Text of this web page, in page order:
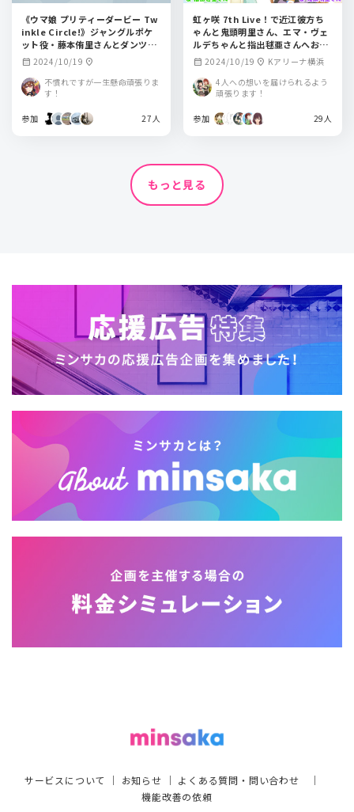
《ウマ娘 プリティーダービー Tw
inkle Circle!》ジャングルポケ
ット役・藤本侑里さんとダンツフ
レーム役・福嶋晴菜さんにお花を
贈りませんか？
calendar_month 2024/10/19 location_on
不慣れですが一生懸命頑張りま
す！
参加 27人
虹ヶ咲 7th Live！で近江彼方ち
ゃんと鬼頭明里さん、エマ・ヴェ
ルデちゃんと指出毬亜さんへお花
を贈りませんか？
calendar_month 2024/10/19 location_on Kアリーナ横浜
4人への想いを届けられるよう
頑張ります！
参加 29人
もっと見る
サービスについて ｜ お知らせ ｜ よくある質問・問い合わせ ｜
機能改善の依頼